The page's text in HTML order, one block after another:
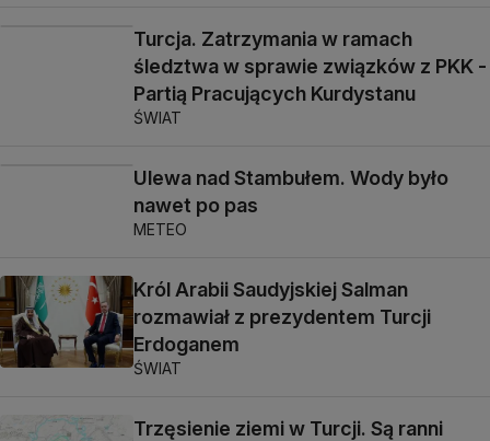
Turcja. Zatrzymania w ramach
śledztwa w sprawie związków z PKK -
Partią Pracujących Kurdystanu
ŚWIAT
Ulewa nad Stambułem. Wody było
nawet po pas
METEO
Król Arabii Saudyjskiej Salman
rozmawiał z prezydentem Turcji
Erdoganem
ŚWIAT
Trzęsienie ziemi w Turcji. Są ranni